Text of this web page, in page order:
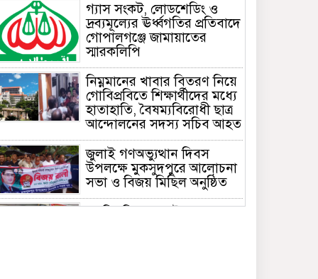
গ্যাস সংকট, লোডশেডিং ও
দ্রব্যমূল্যের ঊর্ধ্বগতির প্রতিবাদে
গোপালগঞ্জে জামায়াতের
স্মারকলিপি
নিম্নমানের খাবার বিতরণ নিয়ে
গোবিপ্রবিতে শিক্ষার্থীদের মধ্যে
হাতাহাতি, বৈষম্যবিরোধী ছাত্র
আন্দোলনের সদস্য সচিব আহত
জুলাই গণঅভ্যুত্থান দিবস
উপলক্ষে মুকসুদপুরে আলোচনা
সভা ও বিজয় মিছিল অনুষ্ঠিত
গোবিপ্রবিতে জুলাই